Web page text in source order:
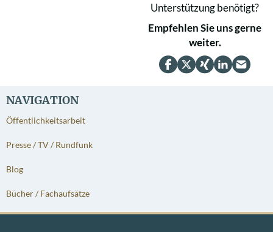
NAVIGATION
Öffentlichkeitsarbeit
Presse / TV / Rundfunk
Blog
Bücher / Fachaufsätze
Unterstützung benötigt?
Empfehlen Sie uns gerne
weiter.